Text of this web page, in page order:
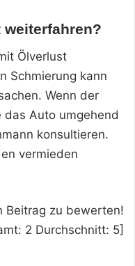
Ölverlust
Schmierung kann
Wenn der
Auto umgehend
konsultieren.
vermieden
Beitrag zu bewerten!
2 Durchschnitt: 5]